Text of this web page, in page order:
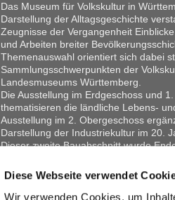
Diese Webseite verwendet
Wir verwenden Cookies, um
Das Museum für Volkskultur in
Darstellung der Alltagsgeschichte
Zeugnisse der Vergangenheit
und Arbeiten breiter
Themenauswahl orientiert sich dabei
Sammlungsschwerpunkten der
Landesmuseums Württemberg.
Die Ausstellung im Erdgeschoss und
thematisieren die ländliche Lebens-
Ausstellung im 2. Obergeschoss
Darstellung der Industriekultur im 20.
Dieser zweite Bauabschnitt wurde
dekorativen Elemente des
wurden die Ausstellungsräume des 2.
erst in der 3. und 4. Bauphase des